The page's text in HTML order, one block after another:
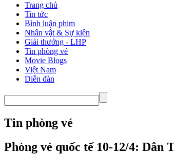
Trang chủ
Tin tức
Bình luận phim
Nhân vật & Sự kiện
Giải thưởng - LHP
Tin phòng vé
Movie Blogs
Việt Nam
Diễn đàn
Tin phòng vé
Phòng vé quốc tế 10-12/4: Dân